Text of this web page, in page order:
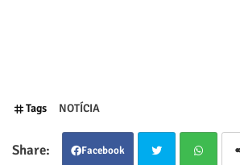
Tags NOTÍCIA
Facebook